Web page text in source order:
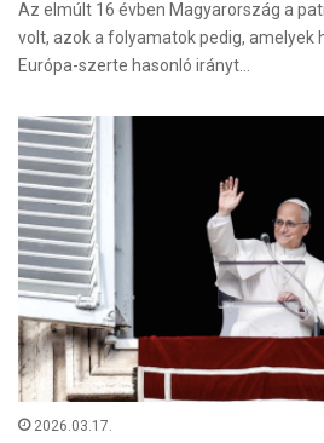
Az elmúlt 16 évben Magyarország a
volt, azok a folyamatok pedig, amelyek
Európa-szerte hasonló irányt…
2026.03.17.